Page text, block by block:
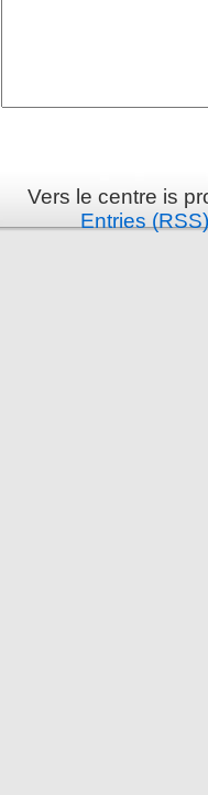
Vers le centre is
Entries (RSS)